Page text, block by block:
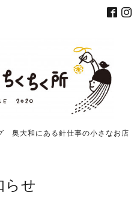
奥大和にある針仕事の小さなお店
らせ